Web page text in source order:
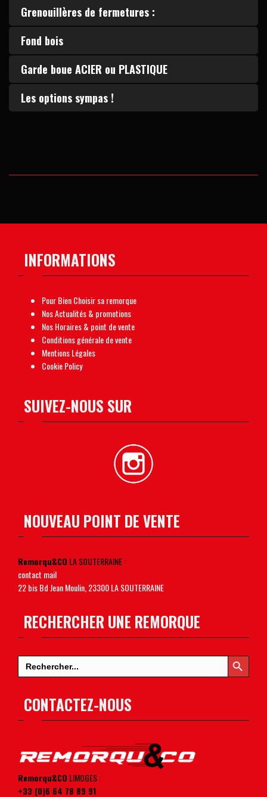
Grenouillères de fermetures :
Fond bois
Garde boue ACIER ou PLASTIQUE
Les options sympas !
INFORMATIONS
Pour Bien Choisir sa remorque
Nos Actualités & promotions
Nos Horaires & point de vente
Conditions générale de vente
Mentions Légales
Cookie Policy
SUIVEZ-NOUS SUR
NOUVEAU POINT DE VENTE
Remorqu&CO LA SOUTERRAINE :
contact mail
22 bis Bd Jean Moulin, 23300 LA SOUTERRAINE
RECHERCHER UNE REMORQUE
Search
for:
Search Button
CONTACTEZ-NOUS
Remorqu&CO LIMOGES :
+33 (0)6 64 78 89 91